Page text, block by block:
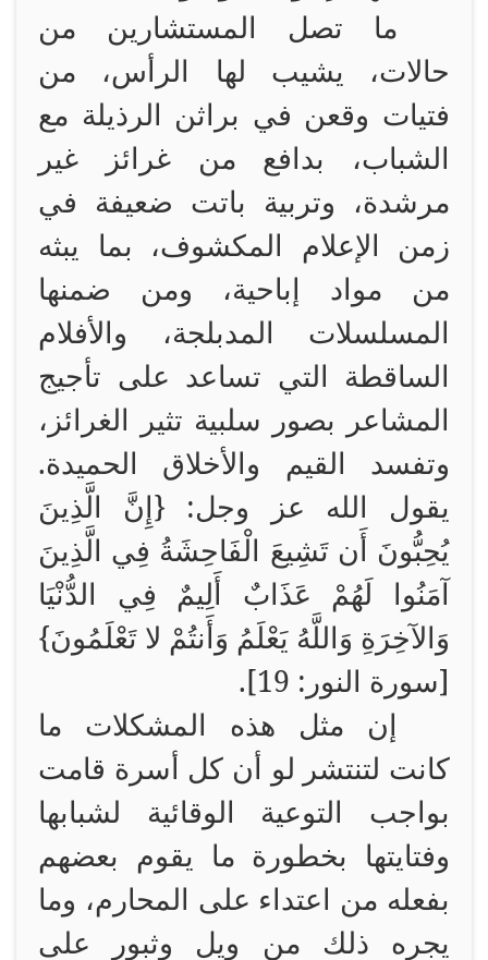
ما تصل المستشارين من
حالات، يشيب لها الرأس، من
فتيات وقعن في براثن الرذيلة مع
الشباب، بدافع من غرائز غير
مرشدة، وتربية باتت ضعيفة في
زمن الإعلام المكشوف، بما يبثه
من مواد إباحية، ومن ضمنها
المسلسلات المدبلجة، والأفلام
الساقطة التي تساعد على تأجيج
المشاعر بصور سلبية تثير الغرائز،
وتفسد القيم والأخلاق الحميدة.
يقول الله عز وجل: {إِنَّ الَّذِينَ
يُحِبُّونَ أَن تَشِيعَ الْفَاحِشَةُ فِي الَّذِينَ
آمَنُوا لَهُمْ عَذَابٌ أَلِيمٌ فِي الدُّنْيَا
وَالآخِرَةِ وَاللَّهُ يَعْلَمُ وَأَنتُمْ لا تَعْلَمُونَ}
[سورة النور: 19].
إن مثل هذه المشكلات ما
كانت لتنتشر لو أن كل أسرة قامت
بواجب التوعية الوقائية لشبابها
وفتايتها بخطورة ما يقوم بعضهم
بفعله من اعتداء على المحارم، وما
يجره ذلك من ويل وثبور على